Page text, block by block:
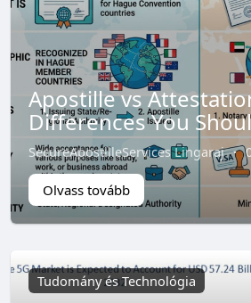
Apostille vs
Differences You
SecureApostilleServices Lingaraj ·
Olvass tovább
Tudomány és Technológia